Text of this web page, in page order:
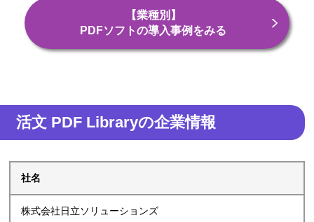
【業種別】
PDFソフトの導入事例をみる
活文 PDF Libraryの企業情報
社名
株式会社日立ソリューションズ